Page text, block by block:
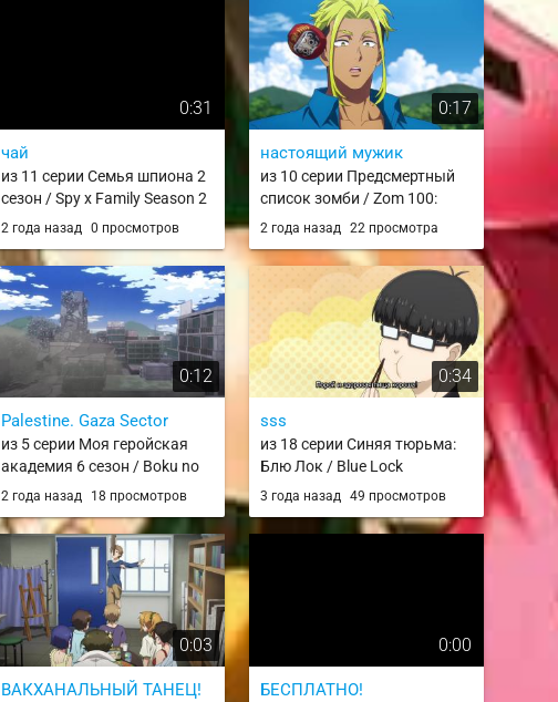
0:31
чай
из 11 серии Семья шпиона 2
сезон / Spy x Family Season 2
2 года назад 0 просмотров
0:17
настоящий мужик
из 10 серии Предсмертный
список зомби / Zom 100:
Zombie ni Naru made ni Shitai
2 года назад 22 просмотра
0:12
Palestine. Gaza Sector
из 5 серии Моя геройская
академия 6 сезон / Boku no
Hero Academia 6th Season
2 года назад 18 просмотров
0:34
sss
из 18 серии Синяя тюрьма:
Блю Лок / Blue Lock
3 года назад 49 просмотров
0:03
ВАКХАНАЛЬНЫЙ ТАНЕЦ!
0:00
БЕСПЛАТНО!